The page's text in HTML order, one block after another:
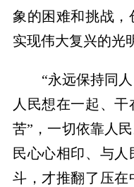
象的困难和挑战
实现伟大复兴的光
“永远保持同
人民想在一起、
苦”，一切依靠人
民心心相印、与
斗，才推翻了压在